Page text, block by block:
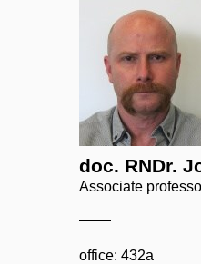
doc. RNDr.
Associate
office: 432a